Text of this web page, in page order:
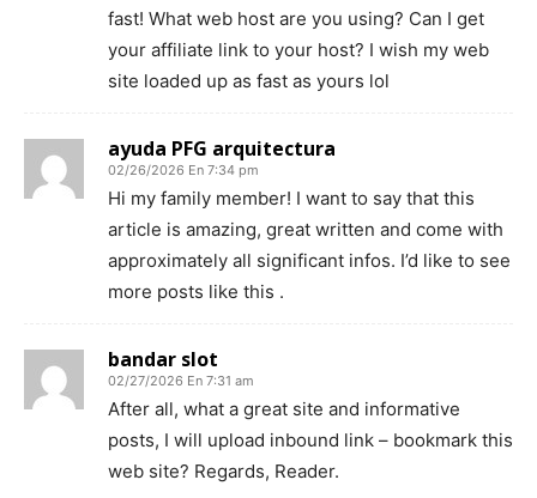
fast! What web host are you using? Can I get
your affiliate link to your host? I wish my web
site loaded up as fast as yours lol
ayuda PFG arquitectura
02/26/2026 En 7:34 pm
Hi my family member! I want to say that this
article is amazing, great written and come with
approximately all significant infos. I’d like to see
more posts like this .
bandar slot
02/27/2026 En 7:31 am
After all, what a great site and informative
posts, I will upload inbound link – bookmark this
web site? Regards, Reader.